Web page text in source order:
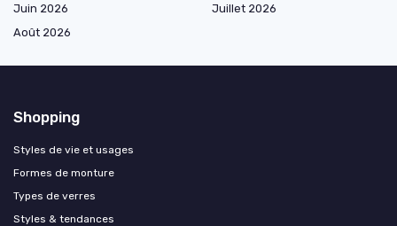
Juin 2026
Juillet 2026
Août 2026
Shopping
Styles de vie et usages
Formes de monture
Types de verres
Styles & tendances